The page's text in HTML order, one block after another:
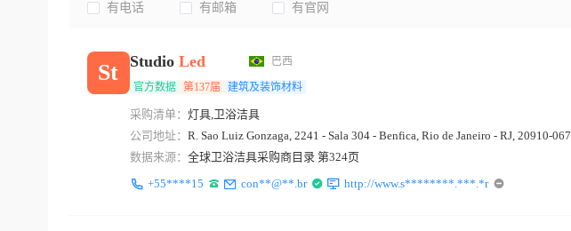
有电话 有邮箱 有官网
St Studio Led 巴西
官方数据 第137届 建筑及装饰材料
采购清单： 灯具,卫浴洁具
公司地址： R. Sao Luiz Gonzaga, 2241 - Sala 304 - Benfica, Rio de Janeiro - RJ, 20910-067
数据来源： 全球卫浴洁具采购商目录 第324页
+55****15
con**@**.br http://www.s********.***.*r